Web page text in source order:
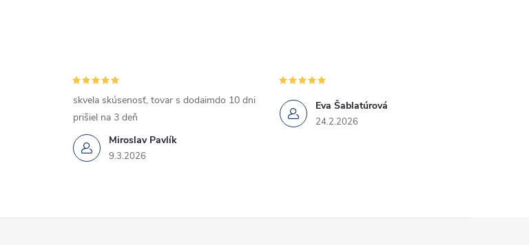
Miroslav Pavlík
9.3.2026
skvela skúsenosť, tovar s dodaimdo 10 dni
prišiel na 3 deň
Eva Šablatúrová
24.2.2026